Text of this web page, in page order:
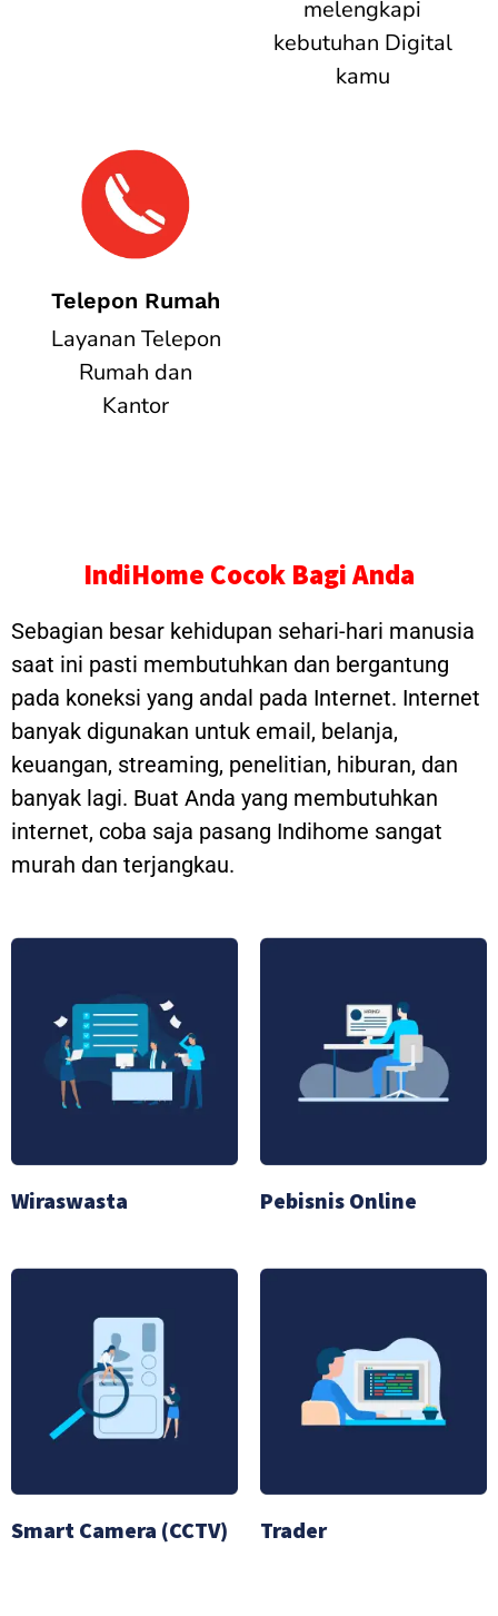
melengkapi
kebutuhan Digital
kamu
Telepon Rumah
Layanan Telepon
Rumah dan
Kantor
IndiHome Cocok Bagi Anda
Sebagian besar kehidupan sehari-hari manusia
saat ini pasti membutuhkan dan bergantung
pada koneksi yang andal pada Internet. Internet
banyak digunakan untuk email, belanja,
keuangan, streaming, penelitian, hiburan, dan
banyak lagi. Buat Anda yang membutuhkan
internet, coba saja pasang Indihome sangat
murah dan terjangkau.
Wiraswasta Pebisnis Online
Smart Camera (CCTV) Trader